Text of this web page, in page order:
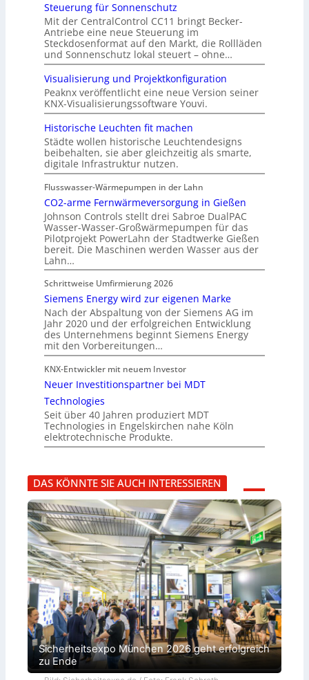
Steuerung für Sonnenschutz
Mit der CentralControl CC11 bringt Becker-
Antriebe eine neue Steuerung im
Steckdosenformat auf den Markt, die Rollläden
und Sonnenschutz lokal steuert – ohne…
Visualisierung und Projektkonfiguration
Peaknx veröffentlicht eine neue Version seiner
KNX-Visualisierungssoftware Youvi.
Historische Leuchten fit machen
Städte wollen historische Leuchtendesigns
beibehalten, sie aber gleichzeitig als smarte,
digitale Infrastruktur nutzen.
Flusswasser-Wärmepumpen in der Lahn
CO2-arme Fernwärmeversorgung in Gießen
Johnson Controls stellt drei Sabroe DualPAC
Wasser-Wasser-Großwärmepumpen für das
Pilotprojekt PowerLahn der Stadtwerke Gießen
bereit. Die Maschinen werden Wasser aus der
Lahn…
Schrittweise Umfirmierung 2026
Siemens Energy wird zur eigenen Marke
Nach der Abspaltung von der Siemens AG im
Jahr 2020 und der erfolgreichen Entwicklung
des Unternehmens beginnt Siemens Energy
mit den Vorbereitungen…
KNX-Entwickler mit neuem Investor
Neuer Investitionspartner bei MDT
Technologies
Seit über 40 Jahren produziert MDT
Technologies in Engelskirchen nahe Köln
elektrotechnische Produkte.
DAS KÖNNTE SIE AUCH INTERESSIEREN
Sicherheitsexpo München 2026 geht erfolgreich
zu Ende